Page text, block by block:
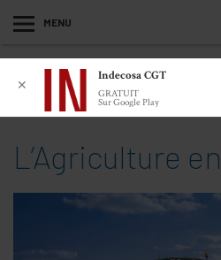
MENU
L’Agriculture
✕
Indecosa CGT
GRATUIT
Sur Google Play